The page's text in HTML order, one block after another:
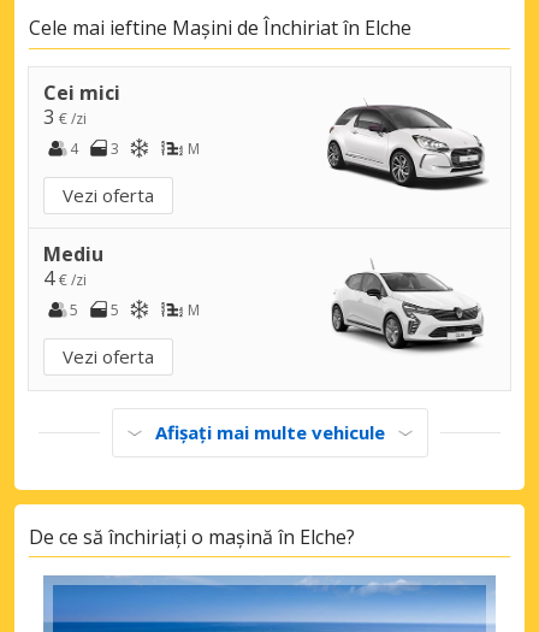
Cele mai ieftine Mașini de Închiriat în Elche
Cei mici
3 € /zi
4
3 M
Vezi oferta
Mediu
4€ /zi
5
5 M
Vezi oferta
Afișați mai multe vehicule
De ce să închiriați o mașină în Elche?